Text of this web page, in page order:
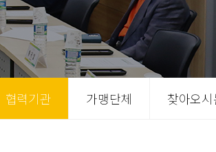
협력기관 가맹단체 찾아오